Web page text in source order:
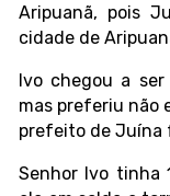
Aripuanã, pois
cidade de
Ivo chegou a
mas preferiu não
prefeito de Juína
Senhor Ivo tinha